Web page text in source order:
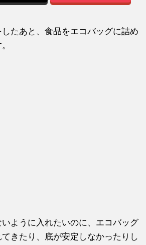
たあと、食品をエコバッグに詰め
ように入れたいのに、エコバッグ
きたり、底が安定しなかったりし